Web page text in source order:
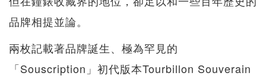
品牌相提並論。
兩枚記載著品牌誕生、極為罕見的
「Souscription」初代版本Tourbillon Souverain